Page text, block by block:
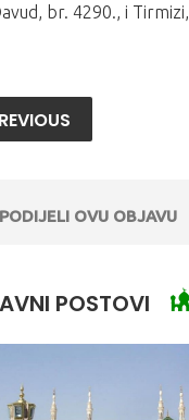
br. 4290., i
PODIJELI OVU OBJAVU
POSTOVI